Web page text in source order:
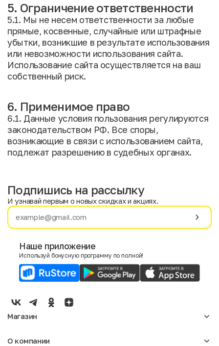
5. Ограничение ответственности
5.1. Мы не несем ответственности за любые
прямые, косвенные, случайные или штрафные
убытки, возникшие в результате использования
или невозможности использования сайта.
Использование сайта осуществляется на ваш
собственный риск.
6. Применимое право
6.1. Данные условия пользования регулируются
законодательством РФ. Все споры,
возникающие в связи с использованием сайта,
подлежат разрешению в судебных органах.
Имя
E-mail
Мужской
Женский
Подпишись на рассылку
И узнавай первым о новых скидках и акциях.
Наше приложение
Используй бонусную программу по полной!
Магазин
Мужское
О компании